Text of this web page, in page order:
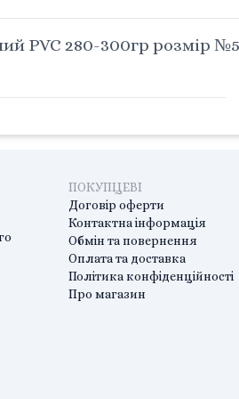
PVC 280-300гр розмір №5
ПОКУПЦЕВІ
Договір оферти
Контактна інформація
Обмін та повернення
Оплата та доставка
Політика конфіденційності
Про магазин